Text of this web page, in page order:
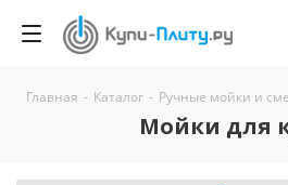
Главная - Каталог - Ручные мойки и
Мойки для